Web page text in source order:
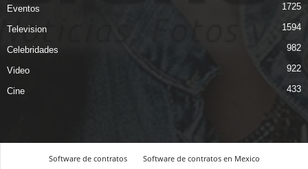
Eventos 1725
Television 1594
Celebridades 982
Video 922
Cine 433
Software de contratos Software de contratos en Mexico